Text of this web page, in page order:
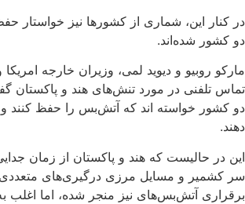
در کنار این، شماری از کشورها نیز خواستار
دو کشور شده‌اند.
مارکو روبیو و دیوید لمی، وزیران خارجه امریکا
تماس تلفنی در مورد تنش‌های هند و پاکستان
دو کشور خواسته اند که آتش‌بس را حفظ کنند و
دهند.
سر کشمیر و مسایل مرزی درگیری‌های متعددی
برقراری آتش‌بس‌های نیز منجر شده، اما اغلب